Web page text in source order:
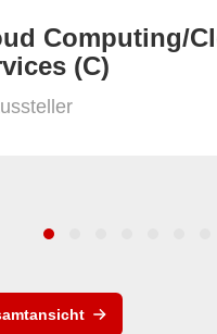
Computing/
(C)